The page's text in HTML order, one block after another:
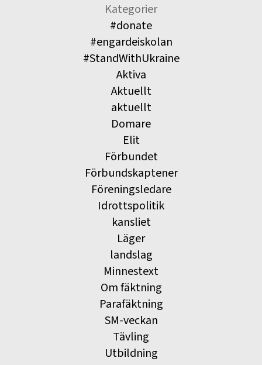
Kategorier
#donate
#engardeiskolan
#StandWithUkraine
Aktiva
Aktuellt
aktuellt
Domare
Elit
Förbundet
Förbundskaptener
Föreningsledare
Idrottspolitik
kansliet
Läger
landslag
Minnestext
Om fäktning
Parafäktning
SM-veckan
Tävling
Utbildning